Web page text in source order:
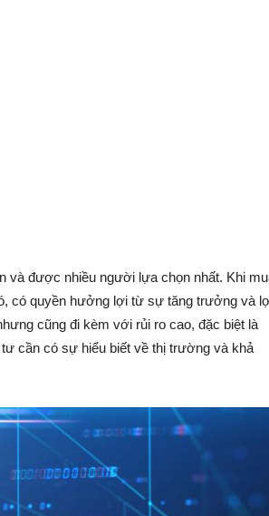
và được nhiều người lựa chọn nhất. Khi
có quyền hưởng lợi từ sự tăng trưởng và
cũng đi kèm với rủi ro cao, đặc biệt là
cần có sự hiểu biết về thị trường và khả